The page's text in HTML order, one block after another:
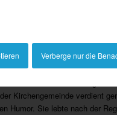
Verberge nur die
Kirchhellen geboren
sie eine
1986 kam sie zum damaligen
des Henricus-Stiftes im
zu Ihrem Tod erledigte sie
und Flickarbeiten zuständig.
Kirchengemeinde verdient
Humor. Sie lebte nach der